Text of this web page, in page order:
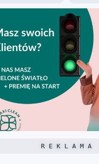
R E K L A M A